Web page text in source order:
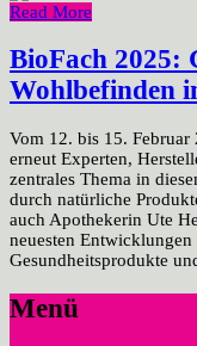
Read More
BioFach 2025:
Wohlbefinden
Vom 12. bis 15.
erneut Experten,
zentrales Thema in
durch natürliche
auch Apothekerin Ute
neuesten
Gesundheitsprodukte
Menü